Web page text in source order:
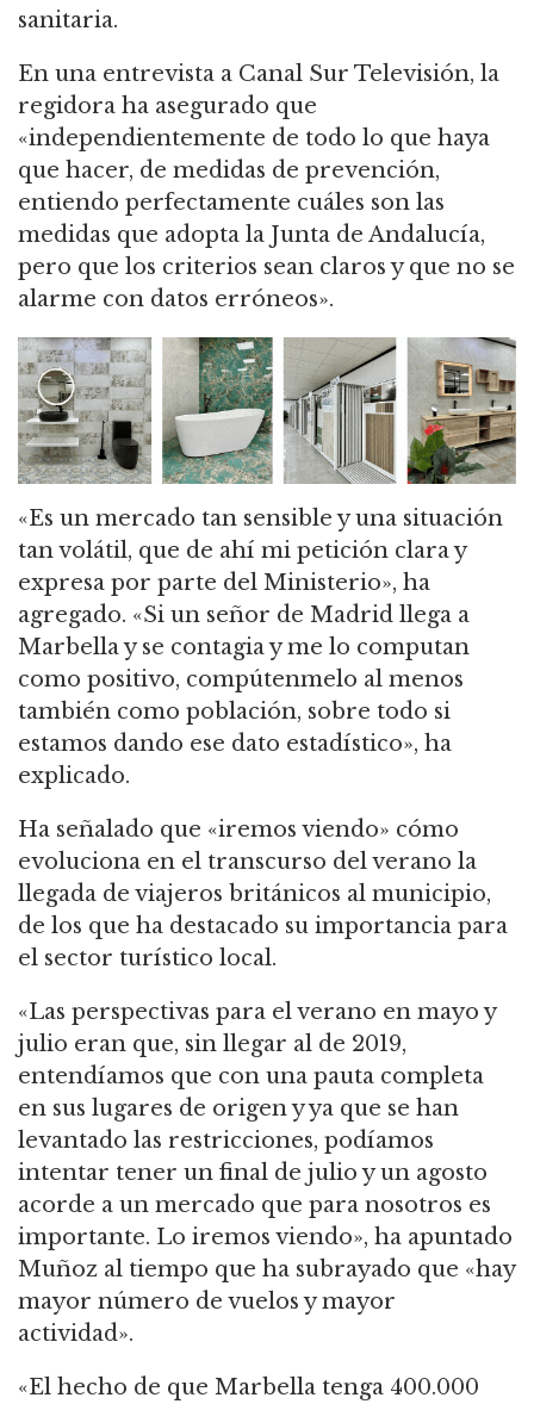
sanitaria.
En una entrevista a Canal Sur Televisión, la
regidora ha asegurado que
«independientemente de todo lo que haya
que hacer, de medidas de prevención,
entiendo perfectamente cuáles son las
medidas que adopta la Junta de Andalucía,
pero que los criterios sean claros y que no se
alarme con datos erróneos».
«Es un mercado tan sensible y una situación
tan volátil, que de ahí mi petición clara y
expresa por parte del Ministerio», ha
agregado. «Si un señor de Madrid llega a
Marbella y se contagia y me lo computan
como positivo, compútenmelo al menos
también como población, sobre todo si
estamos dando ese dato estadístico», ha
explicado.
Ha señalado que «iremos viendo» cómo
evoluciona en el transcurso del verano la
llegada de viajeros británicos al municipio,
de los que ha destacado su importancia para
el sector turístico local.
«Las perspectivas para el verano en mayo y
julio eran que, sin llegar al de 2019,
entendíamos que con una pauta completa
en sus lugares de origen y ya que se han
levantado las restricciones, podíamos
intentar tener un final de julio y un agosto
acorde a un mercado que para nosotros es
importante. Lo iremos viendo», ha apuntado
Muñoz al tiempo que ha subrayado que «hay
mayor número de vuelos y mayor
actividad».
«El hecho de que Marbella tenga 400.000